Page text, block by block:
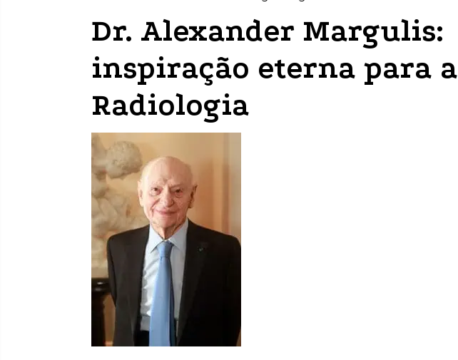
Dr. Alexander Margulis:
inspiração eterna para a
Radiologia